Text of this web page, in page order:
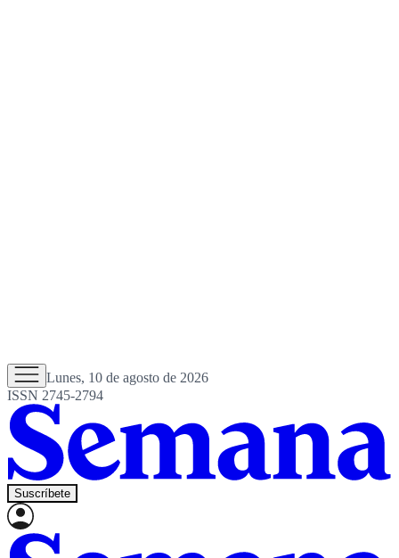
Lunes, 10 de agosto de 2026
ISSN 2745-2794
Suscríbete